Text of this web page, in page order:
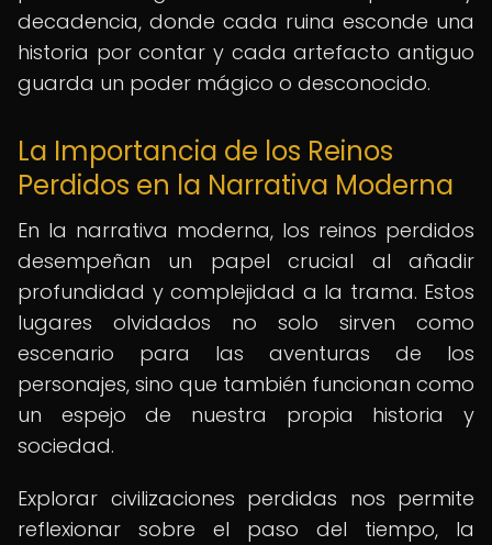
decadencia, donde cada ruina esconde una
historia por contar y cada artefacto antiguo
guarda un poder mágico o desconocido.
La Importancia de los Reinos
Perdidos en la Narrativa Moderna
En la narrativa moderna, los reinos perdidos
desempeñan un papel crucial al añadir
profundidad y complejidad a la trama. Estos
lugares olvidados no solo sirven como
escenario para las aventuras de los
personajes, sino que también funcionan como
un espejo de nuestra propia historia y
sociedad.
Explorar civilizaciones perdidas nos permite
reflexionar sobre el paso del tiempo, la